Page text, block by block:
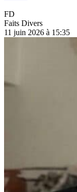
FD
Faits Divers
11 juin 2026 à 15:35